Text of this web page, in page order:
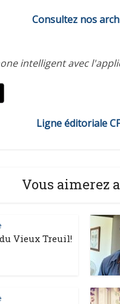
Consultez nos
intelligent avec
Ligne éditoriale
Vous aimerez
Vieux Treuil!